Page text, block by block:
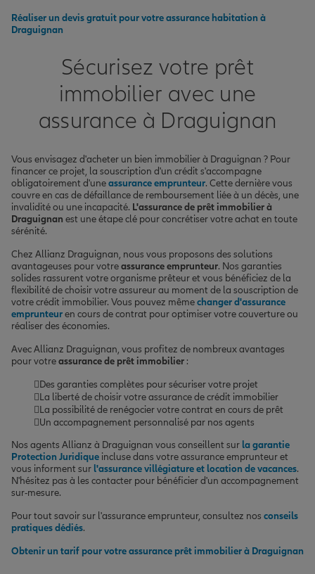
Réaliser un devis gratuit pour votre assurance habitation à
Draguignan
Sécurisez votre prêt
immobilier avec une
assurance à Draguignan
Vous envisagez d'acheter un bien immobilier à Draguignan ? Pour
financer ce projet, la souscription d'un crédit s'accompagne
obligatoirement d'uneassurance emprunteur. Cette dernière vous
couvre en cas de défaillance de remboursement liée à un décès, une
invalidité ou une incapacité. L'assurance de prêt immobilier à
Draguignan est une étape clé pour concrétiser votre achat en toute
sérénité.
Chez Allianz Draguignan, nous vous proposons des solutions
avantageuses pour votreassurance emprunteur. Nos garanties
solides rassurent votre organisme prêteur et vous bénéficiez de la
flexibilité de choisir votre assureur au moment de la souscription de
votre crédit immobilier. Vous pouvez mêmechanger d'assurance
emprunteuren cours de contrat pour optimiser votre couverture ou
réaliser des économies.
Avec Allianz Draguignan, vous profitez de nombreux avantages
pour votreassurance de prêt immobilier :
Des garanties complètes pour sécuriser votre projet
La liberté de choisir votre assurance de crédit immobilier
La possibilité de renégocier votre contrat en cours de prêt
Un accompagnement personnalisé par nos agents
Nos agents Allianz à Draguignan vous conseillent sur la garantie
Protection Juridique incluse dans votre assurance emprunteur et
vous informent sur l'assurance villégiature et location de vacances.
N'hésitez pas à les contacter pour bénéficier d'un accompagnement
sur-mesure.
Pour tout savoir sur l'assurance emprunteur, consultez nos conseils
pratiques dédiés.
Obtenir un tarif pour votre assurance prêt immobilier à Draguignan